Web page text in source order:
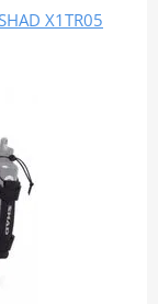
X1TR05